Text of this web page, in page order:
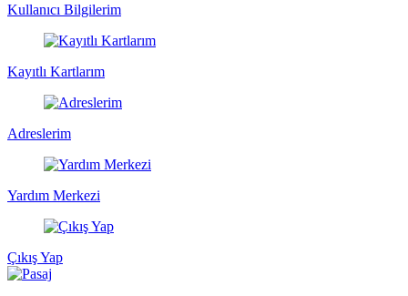
Kullanıcı Bilgilerim
Kayıtlı Kartlarım
Adreslerim
Yardım Merkezi
Çıkış Yap